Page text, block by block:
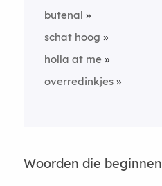
butenal
schat hoog
holla at me
overredinkjes
Woorden die